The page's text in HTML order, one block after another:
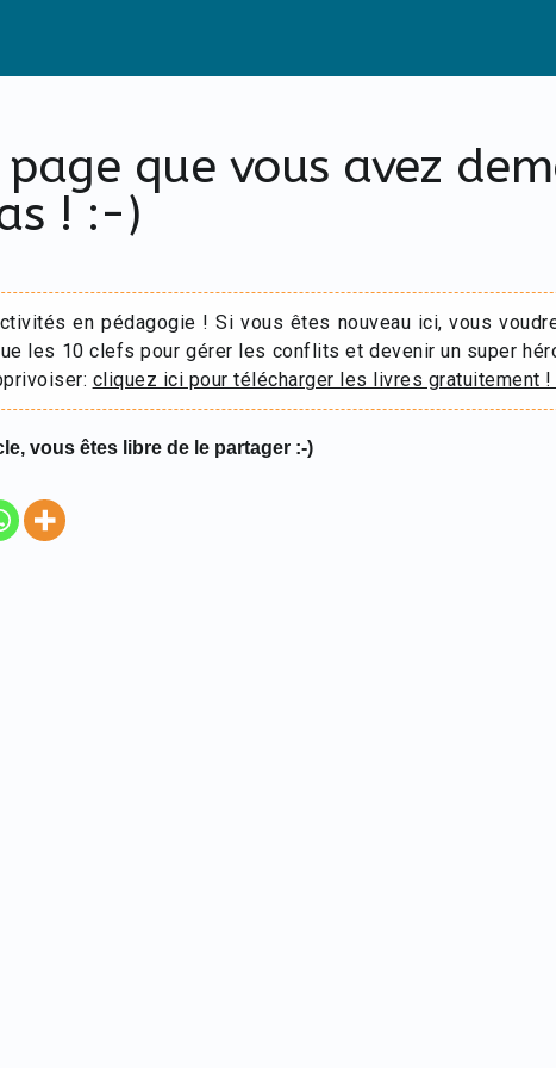
que vous avez
! :-)
en pédagogie ! Si vous êtes nouveau ici, vous
les 10 clefs pour gérer les conflits et devenir un super
cliquez ici pour télécharger les livres gratuitement !
vous êtes libre de le partager :-)